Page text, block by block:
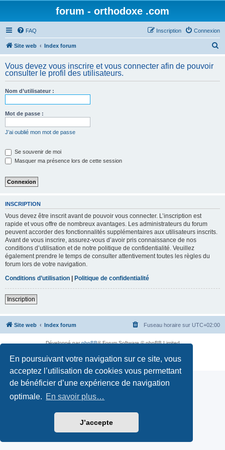
En poursuivant votre navigation sur ce site, vous
acceptez l’utilisation de cookies vous permettant
de bénéficier d’une expérience de navigation
optimale. En savoir plus…
J’accepte
forum - orthodoxe .com
FAQ Connexion
Inscription
Site web Index forum
h
Vous devez vous inscrire et vous connecter afin de pouvoir
consulter le profil des utilisateurs.
Nom d’utilisateur :
Mot de passe :
J’ai oublié mon mot de passe
Se souvenir de moi
Masquer ma présence lors de cette session
INSCRIPTION
Vous devez être inscrit avant de pouvoir vous connecter. L’inscription est
rapide et vous offre de nombreux avantages. Les administrateurs du forum
peuvent accorder des fonctionnalités supplémentaires aux utilisateurs inscrits.
Avant de vous inscrire, assurez-vous d’avoir pris connaissance de nos
conditions d’utilisation et de notre politique de confidentialité. Veuillez
également prendre le temps de consulter attentivement toutes les règles du
forum lors de votre navigation.
Conditions d’utilisation | Politique de confidentialité
Inscription
Site web Index forum Fuseau horaire sur UTC+02:00
Développé parphpBB® Forum Software © phpBB Limited
Confidentialité| Conditions